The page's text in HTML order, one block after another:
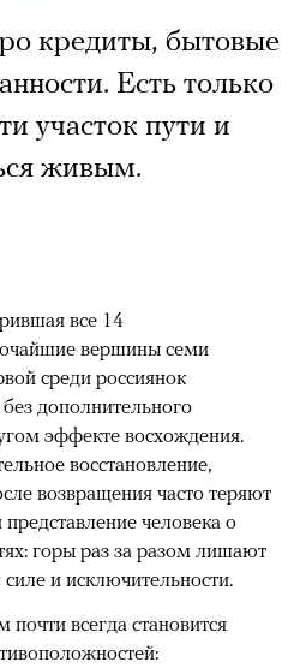
кредиты, бытовые
Есть только
участок пути и
живым.
все 14
вершины семи
среди россиянок
дополнительного
эффекте восхождения.
восстановление,
возвращения часто теряют
человека о
горы раз за разом лишают
и исключительности.
всегда становится